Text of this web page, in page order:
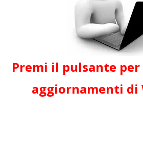
Premi il pulsante
aggiornamenti di